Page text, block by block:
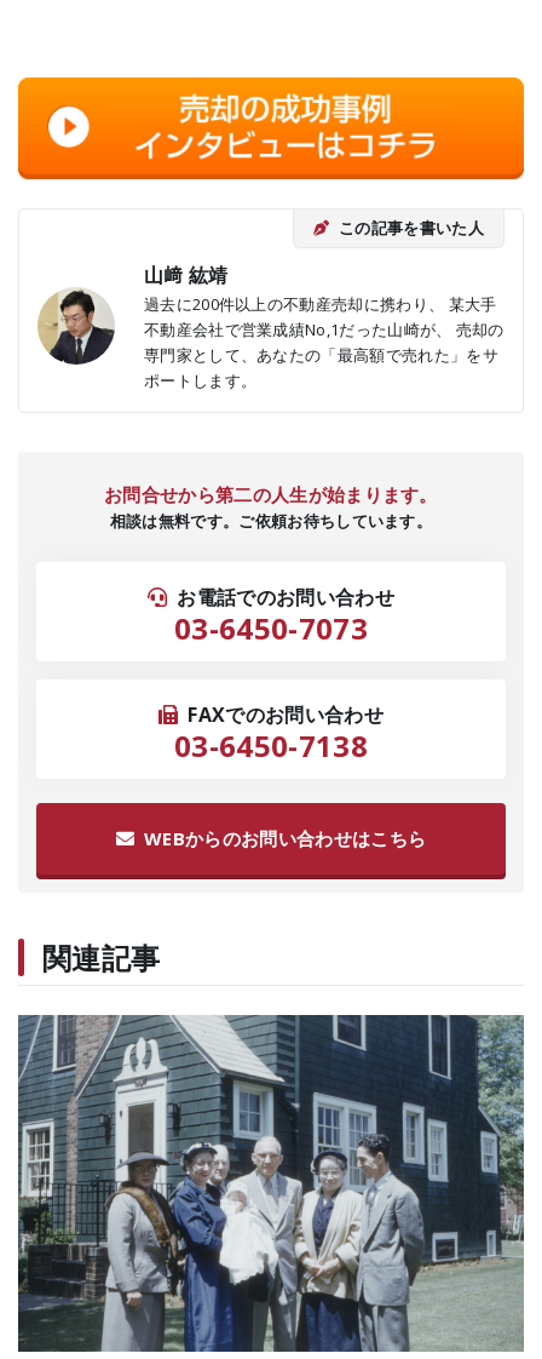
この記事を書いた人
山﨑 紘靖
過去に200件以上の不動産売却に携わり、 某大手
不動産会社で営業成績No,1だった山崎が、 売却の
専門家として、あなたの「最高額で売れた」をサ
ポートします。
お問合せから第二の人生が始まります。
相談は無料です。ご依頼お待ちしています。
お電話でのお問い合わせ
03-6450-7073
FAXでのお問い合わせ
03-6450-7138
WEBからのお問い合わせはこちら
関連記事